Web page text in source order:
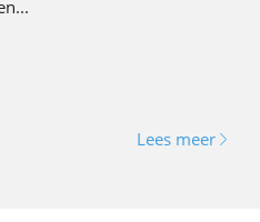
Lees meer